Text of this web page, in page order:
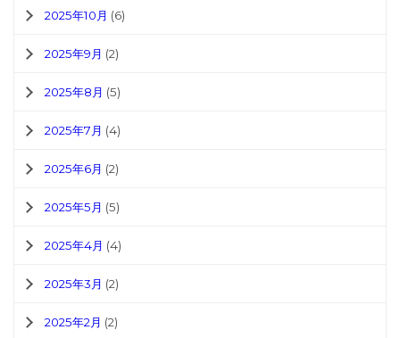
2025年10月 (6)
2025年9月 (2)
2025年8月 (5)
2025年7月 (4)
2025年6月 (2)
2025年5月 (5)
2025年4月 (4)
2025年3月 (2)
2025年2月 (2)